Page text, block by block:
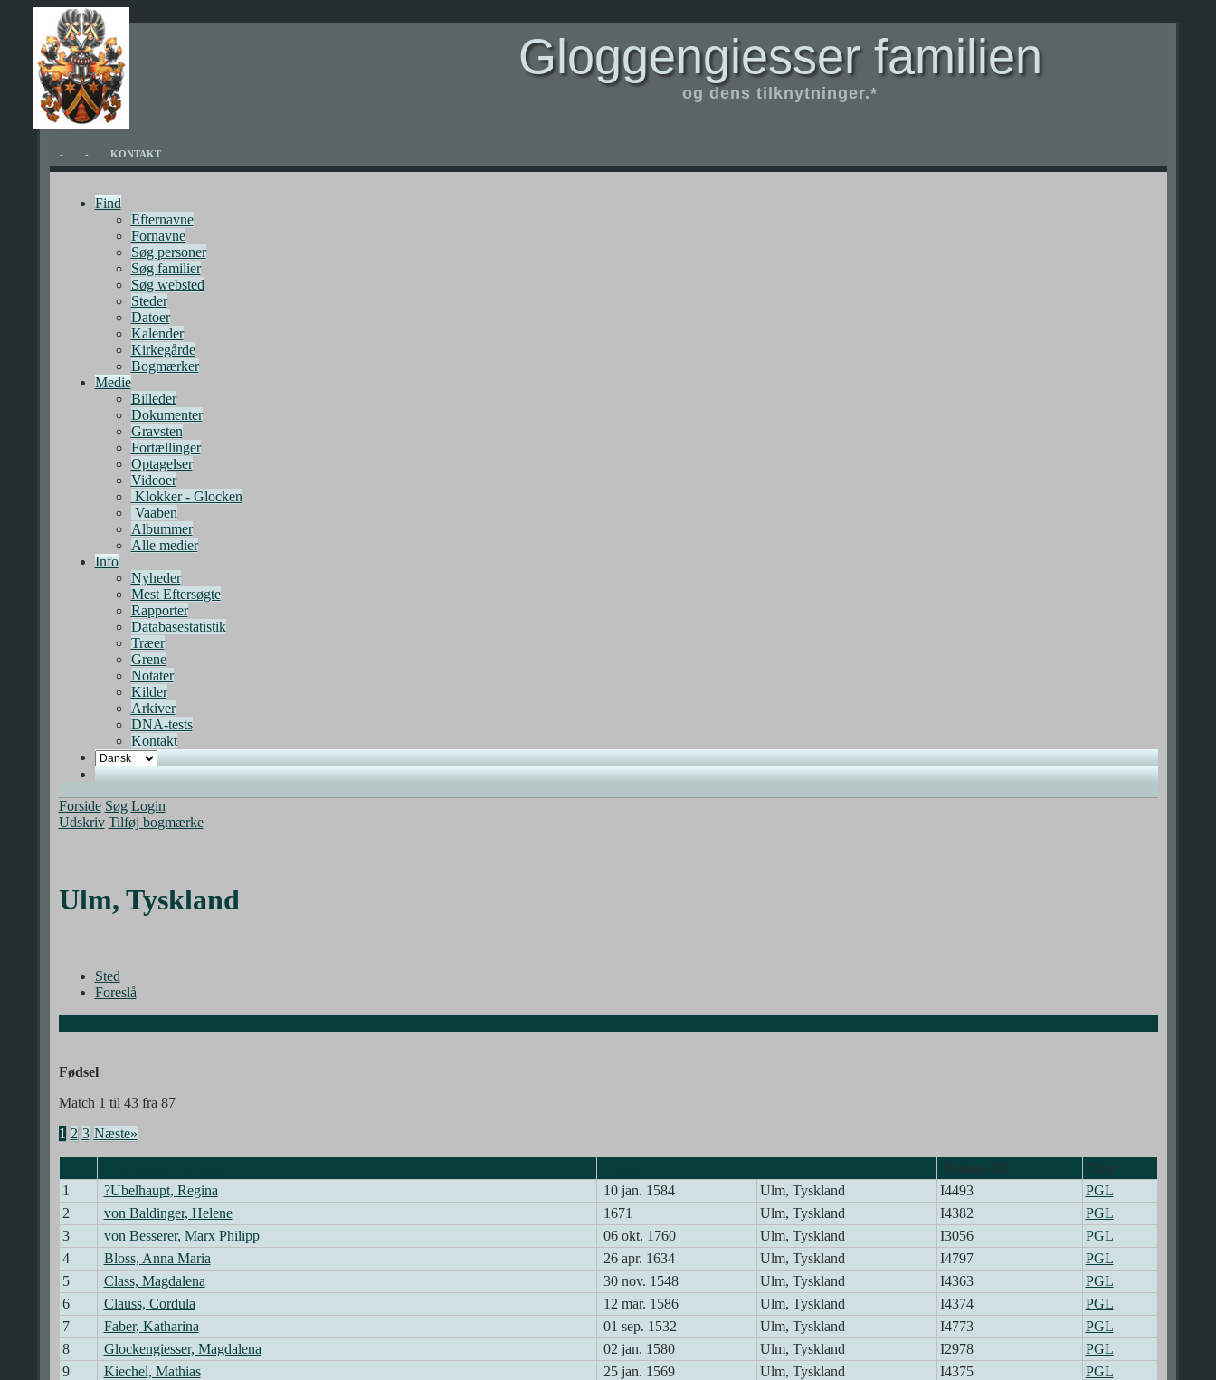
Gloggengiesser familien
og dens tilknytninger.*
- - KONTAKT
Find
Efternavne
Fornavne
Søg personer
Søg familier
Søg websted
Steder
Datoer
Kalender
Kirkegårde
Bogmærker
Medie
Billeder
Dokumenter
Gravsten
Fortællinger
Optagelser
Videoer
Klokker - Glocken
Vaaben
Albummer
Alle medier
Info
Nyheder
Mest Eftersøgte
Rapporter
Databasestatistik
Træer
Grene
Notater
Kilder
Arkiver
DNA-tests
Kontakt
Forside Søg Login
Udskriv Tilføj bogmærke
Ulm, Tyskland
Sted
Foreslå
Fødsel
Match 1 til 43 fra 87
1 2 3 Næste»
Person-ID
Træ
1
?Ubelhaupt, Regina 10 jan. 1584 Ulm, Tyskland I4493
PGL
2
von Baldinger, Helene 1671 Ulm, Tyskland I4382
PGL
3
von Besserer, Marx Philipp 06 okt. 1760 Ulm, Tyskland I3056
PGL
4
Bloss, Anna Maria 26 apr. 1634 Ulm, Tyskland I4797
PGL
5
Class, Magdalena 30 nov. 1548 Ulm, Tyskland I4363
PGL
6
Clauss, Cordula 12 mar. 1586 Ulm, Tyskland I4374
PGL
7
Faber, Katharina 01 sep. 1532 Ulm, Tyskland I4773
PGL
8
Glockengiesser, Magdalena 02 jan. 1580 Ulm, Tyskland I2978
PGL
9
Kiechel, Mathias 25 jan. 1569 Ulm, Tyskland I4375
PGL